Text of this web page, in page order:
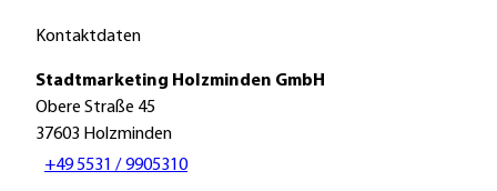
Kontaktdaten
Stadtmarketing Holzminden GmbH
Obere Straße 45
37603 Holzminden
+49 5531 / 9905310